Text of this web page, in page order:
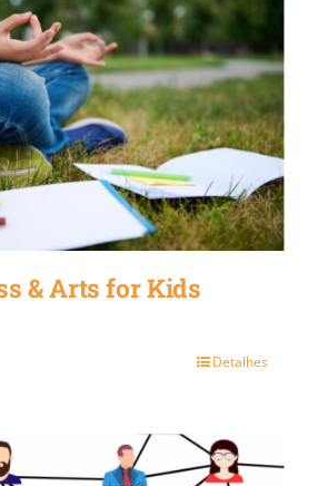
& Arts for Kids
Detalhes